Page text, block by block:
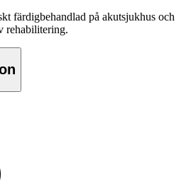
färdigbehandlad på akutsjukhus och
rehabilitering.